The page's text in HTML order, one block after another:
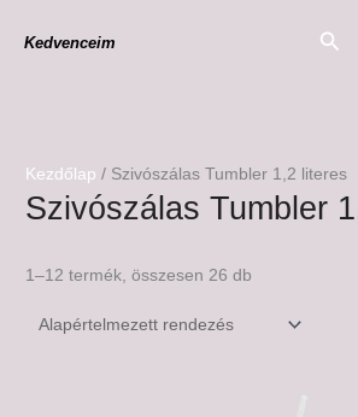
Kedvenceim
Kezdőlap / Szivószálas Tumbler 1,2 literes
Szivószálas Tumbler
1–12 termék, összesen 26 db